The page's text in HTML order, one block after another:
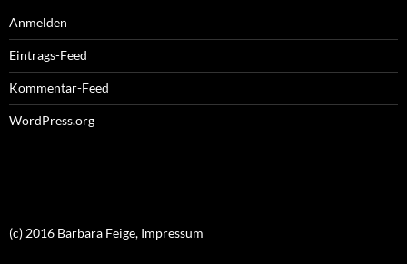
Anmelden
Eintrags-Feed
Kommentar-Feed
WordPress.org
(c) 2016 Barbara Feige, Impressum